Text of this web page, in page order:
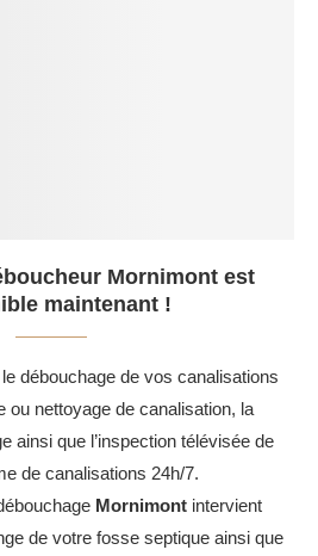
Mornimont est
maintenant !
débouchage de vos canalisations
ou nettoyage de canalisation, la
ainsi que l’inspection télévisée de
de canalisations 24h/7.
Mornimontintervient
de votre fosse septique ainsi que